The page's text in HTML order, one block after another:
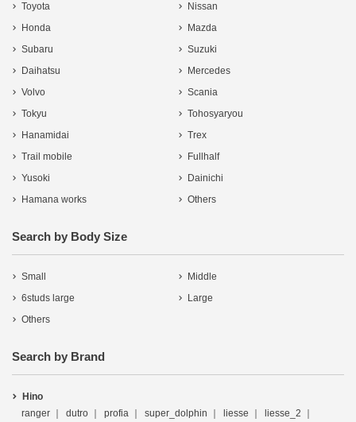
Toyota
Nissan
Honda
Mazda
Subaru
Suzuki
Daihatsu
Mercedes
Volvo
Scania
Tokyu
Tohosyaryou
Hanamidai
Trex
Trail mobile
Fullhalf
Yusoki
Dainichi
Hamana works
Others
Search by Body Size
Small
Middle
6studs large
Large
Others
Search by Brand
Hino
ranger
dutro profia super_dolphin liesse
liesse_2